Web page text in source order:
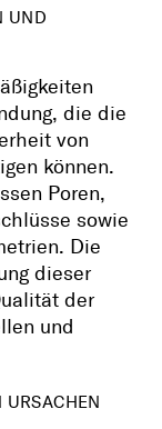
B
die die
von
können.
Poren,
sowie
Die
dieser
der
und
URSACHEN